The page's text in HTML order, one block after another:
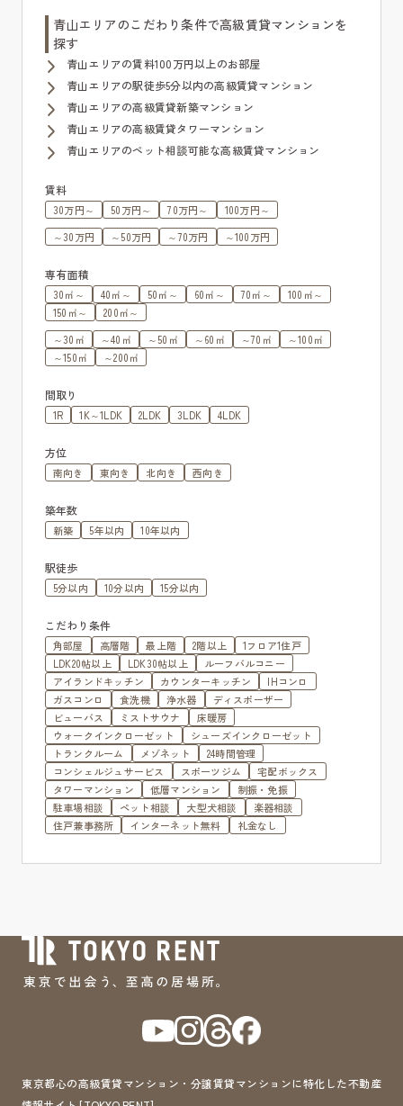
青山エリアのこだわり条件で高級賃貸マンションを
探す
青山エリアの賃料100万円以上のお部屋
青山エリアの駅徒歩5分以内の高級賃貸マンション
青山エリアの高級賃貸新築マンション
青山エリアの高級賃貸タワーマンション
青山エリアのペット相談可能な高級賃貸マンション
賃料
30万円～ 50万円～ 70万円～
100万円～
～30万円
～50万円 ～70万円 ～100万円
専有面積
30㎡～ 40㎡～ 50㎡～ 60㎡～ 70㎡～
100㎡～
150㎡～
200㎡～
～30㎡
～40㎡ ～50㎡ ～60㎡ ～70㎡
～100㎡
～150㎡
～200㎡
間取り
1R 1K～1LDK 2LDK 3LDK 4LDK
方位
南向き 東向き 北向き 西向き
築年数
新築 5年以内 10年以内
駅徒歩
5分以内 10分以内 15分以内
こだわり条件
角部屋 高層階 最上階 2階以上
1フロア1住戸
LDK20帖以上
LDK30帖以上
ルーフバルコニー
アイランドキッチン
カウンターキッチン
IHコンロ
ガスコンロ
食洗機 浄水器
ディスポーザー
ビューバス
ミストサウナ
床暖房
ウォークインクローゼット
シューズインクローゼット
トランクルーム
メゾネット
24時間管理
コンシェルジュサービス
スポーツジム
宅配ボックス
タワーマンション
低層マンション
制振・免振
駐車場相談
ペット相談 大型犬相談
楽器相談
住戸兼事務所
インターネット無料 礼金なし
東京都心の高級賃貸マンション・分譲賃貸マンションに特化した不動産